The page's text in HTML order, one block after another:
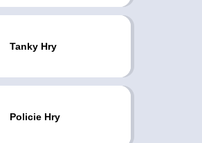
Tanky Hry
Policie Hry